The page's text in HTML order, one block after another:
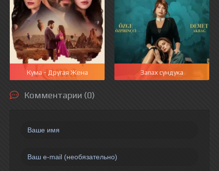
Кума - Другая Жена Запах сундука
Комментарии (0)